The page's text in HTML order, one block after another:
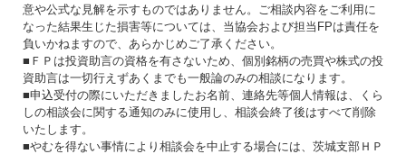
意や公式な⾒解を示すものではありません。ご相談内容をご利⽤に
なった結果⽣じた損害等については、当協会および担当FPは責任を
負いかねますので、あらかじめご了承ください。
■ＦＰは投資助言の資格を有さないため、個別銘柄の売買や株式の投
資助言は一切行えずあくまでも一般論のみの相談になります。
■申込受付の際にいただきましたお名前、連絡先等個人情報は、くら
しの相談会に関する通知のみに使用し、相談会終了後はすべて削除
いたします。
■やむを得ない事情により相談会を中止する場合には、茨城支部ＨＰ